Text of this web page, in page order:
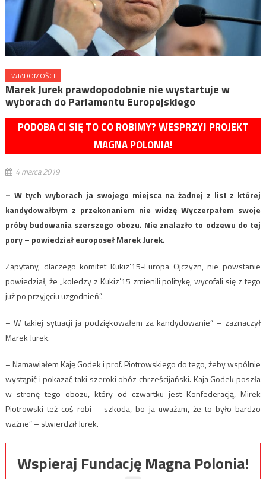
WIADOMOŚCI
Marek Jurek prawdopodobnie nie wystartuje w
wyborach do Parlamentu Europejskiego
PODOBA CI SIĘ TO CO ROBIMY? WESPRZYJ PROJEKT
MAGNA POLONIA!
4 marca 2019
– W tych wyborach ja swojego miejsca na żadnej z list z której
kandydowałbym z przekonaniem nie widzę Wyczerpałem swoje
próby budowania szerszego obozu. Nie znalazło to odzewu do tej
pory – powiedział europoseł Marek Jurek.
Zapytany, dlaczego komitet Kukiz’15-Europa Ojczyzn, nie powstanie
powiedział, że „koledzy z Kukiz’15 zmienili politykę, wycofali się z tego
już po przyjęciu uzgodnień”.
– W takiej sytuacji ja podziękowałem za kandydowanie” – zaznaczył
Marek Jurek.
– Namawiałem Kaję Godek i prof. Piotrowskiego do tego, żeby wspólnie
wystąpić i pokazać taki szeroki obóz chrześcijański. Kaja Godek poszła
w stronę tego obozu, który od czwartku jest Konfederacją, Mirek
Piotrowski też coś robi – szkoda, bo ja uważam, że to było bardzo
ważne” – stwierdził Jurek.
Wspieraj Fundację Magna Polonia!